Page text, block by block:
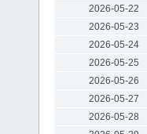
2026-05-22
2026-05-23
2026-05-24
2026-05-25
2026-05-26
2026-05-27
2026-05-28